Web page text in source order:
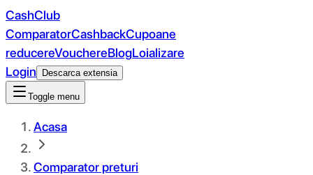
CashClub
ComparatorCashbackCupoane
reducereVouchereBlogLoializare
Login
Descarca extensia
Toggle menu
Acasa
Comparator preturi